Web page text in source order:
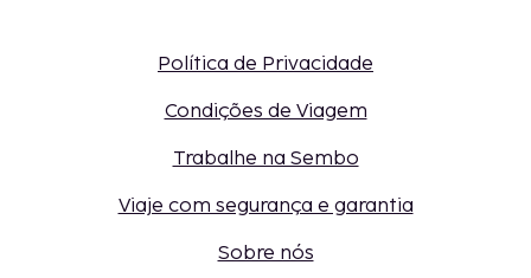
Política de Privacidade
Condições de Viagem
Trabalhe na Sembo
Viaje com segurança e garantia
Sobre nós